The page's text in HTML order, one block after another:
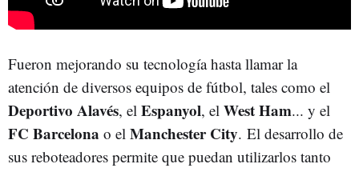
Fueron mejorando su tecnología hasta llamar la
atención de diversos equipos de fútbol, tales como el
Deportivo Alavés, el Espanyol, el West Ham... y el
FC Barcelona o el Manchester City. El desarrollo de
sus reboteadores permite que puedan utilizarlos tanto